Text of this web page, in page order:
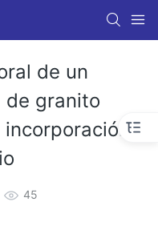
de un
de granito
45